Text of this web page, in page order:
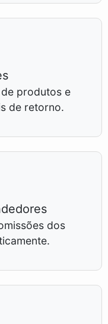
produtos e
de retorno.
dos